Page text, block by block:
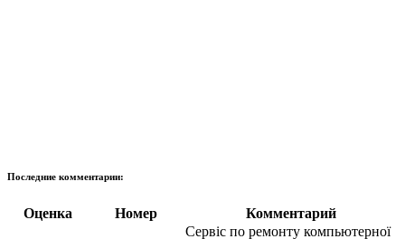
Последние комментарии:
Оценка Номер Комментарий
Сервіс по ремонту компьютерної